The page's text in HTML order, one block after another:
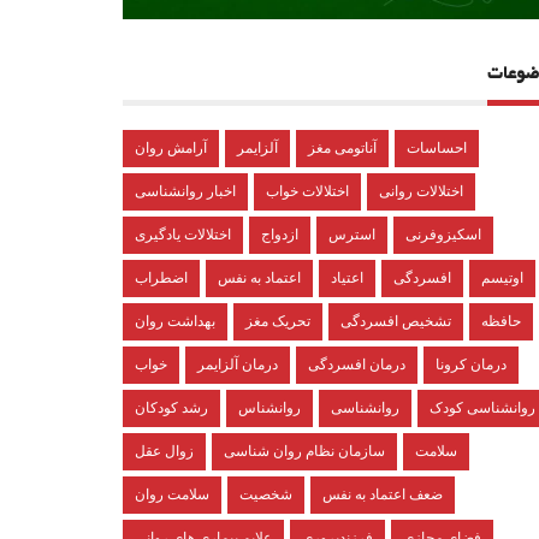
آرامش روان آلزایمر آناتومی مغز احساسات
اخبار روانشناسی اختلالات خواب اختلالات روانی
اختلالات یادگیری ازدواج استرس اسکیزوفرنی
اضطراب اعتماد به نفس اعتیاد افسردگی اوتیسم
بهداشت روان تحریک مغز تشخیص افسردگی حافظه
خواب درمان آلزایمر درمان افسردگی درمان کرونا
رشد کودکان روانشناس روانشناسی روانشناسی کودک
زوال عقل سازمان نظام روان شناسی سلامت
سلامت روان شخصیت ضعف اعتماد به نفس